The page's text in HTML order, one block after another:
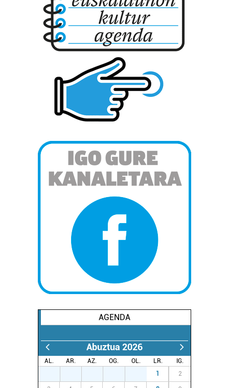
AGENDA
Abuztua 2026
AL. AR. AZ. OG. OL. LR.
IG.
1 2